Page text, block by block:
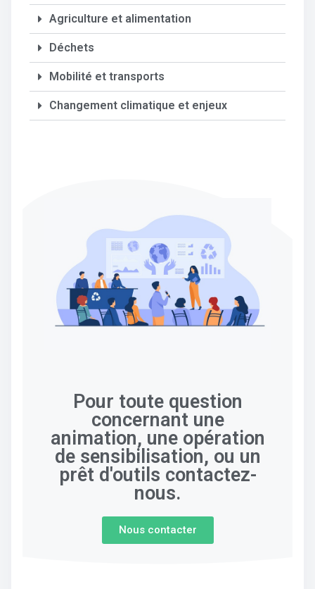
Agriculture et alimentation
Déchets
Mobilité et transports
Changement climatique et enjeux
Pour toute question
concernant une
animation, une opération
de sensibilisation, ou un
prêt d'outils contactez-
nous.
Nous contacter